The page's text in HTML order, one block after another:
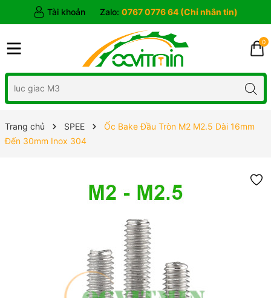
Tài khoản Zalo: 0767 0776 64 (Chỉ nhắn tin)
0
Trang chủ SPEE
Ốc Bake Đầu Tròn M2 M2.5 Dài 16mm
Đến 30mm Inox 304